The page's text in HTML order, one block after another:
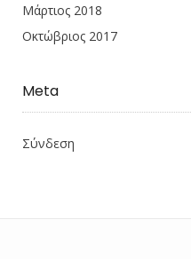
Μάρτιος 2018
Οκτώβριος 2017
Meta
Σύνδεση